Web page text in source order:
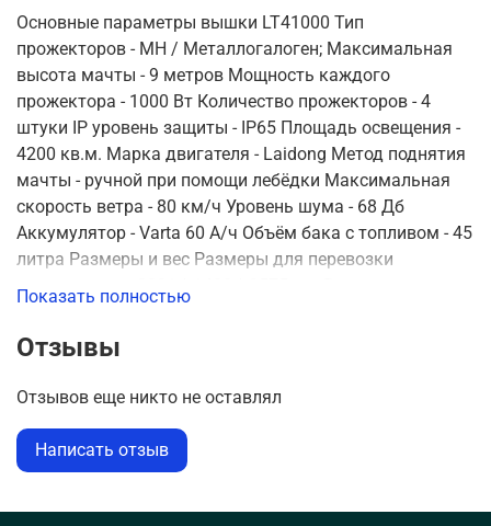
Основные параметры вышки LT41000 Тип
прожекторов - MH / Металлогалоген; Максимальная
высота мачты - 9 метров Мощность каждого
прожектора - 1000 Вт Количество прожекторов - 4
штуки IP уровень защиты - IP65 Площадь освещения -
4200 кв.м. Марка двигателя - Laidong Метод поднятия
мачты - ручной при помощи лебёдки Максимальная
скорость ветра - 80 км/ч Уровень шума - 68 Дб
Аккумулятор - Varta 60 A/ч Объём бака с топливом - 45
литра Размеры и вес Размеры для перевозки
транспортом - 3031 * 1488 * 2575 мм Размеры в
кг
Показать полностью
Отзывы
Отзывов еще никто не оставлял
Написать отзыв